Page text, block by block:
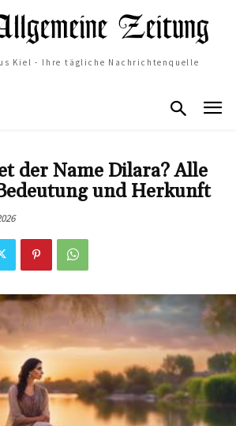
Kiel - Ihre tägliche Nachrichtenquelle
der Name Dilara? Alle
und Herkunft